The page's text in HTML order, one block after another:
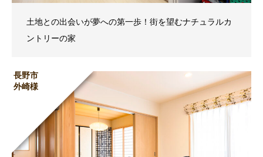
土地との出会いが夢への第一歩！街を望むナチュラルカ
ントリーの家
長野市
外崎様